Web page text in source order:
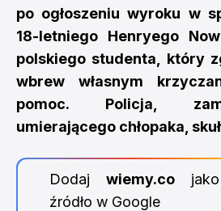
po ogłoszeniu wyroku w
18-letniego Henryego
polskiego studenta, który
wbrew własnym
pomoc. Policja,
umierającego chłopaka,
Dodaj wiemy.cojako
źródło w Google